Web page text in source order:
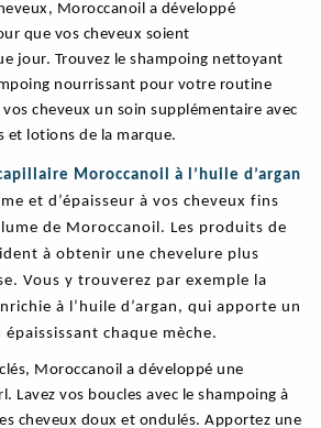
Moroccanoil a développé
que vos cheveux soient
jour. Trouvez le shampoing nettoyant
nourrissant pour votre routine
cheveux un soin supplémentaire avec
et lotions de la marque.
Moroccanoil à l’huile d’argan
et d’épaisseur à vos cheveux fins
de Moroccanoil. Les produits de
à obtenir une chevelure plus
Vous y trouverez par exemple la
à l’huile d’argan, qui apporte un
chaque mèche.
Moroccanoil a développé une
Lavez vos boucles avec le shampoing à
cheveux doux et ondulés. Apportez une